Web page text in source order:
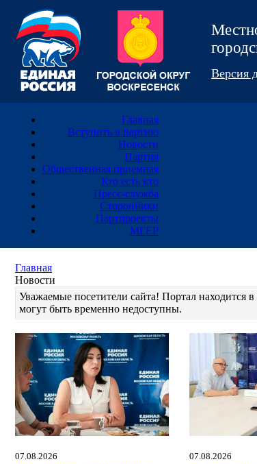
Версия
Главная
Вступить в партию
Новости
Партия
Общественная приемная
Кто есть кто
Пресс-служба
Сторонники
Партпроекты
МГЕР
Главная
Новости
Уважаемые посетители сайта! Портал находится
могут быть временно недоступны.
07.08.2026 07.08.2026